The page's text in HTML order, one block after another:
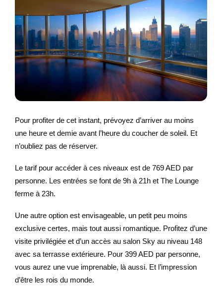
Pour profiter de cet instant, prévoyez d’arriver au moins
une heure et demie avant l’heure du coucher de soleil. Et
n’oubliez pas de réserver.
Le tarif pour accéder à ces niveaux est de 769 AED par
personne. Les entrées se font de 9h à 21h et The Lounge
ferme à 23h.
Une autre option est envisageable, un petit peu moins
exclusive certes, mais tout aussi romantique. Profitez d’une
visite privilégiée et d’un accès au salon Sky au niveau 148
avec sa terrasse extérieure. Pour 399 AED par personne,
vous aurez une vue imprenable, là aussi. Et l’impression
d’être les rois du monde.